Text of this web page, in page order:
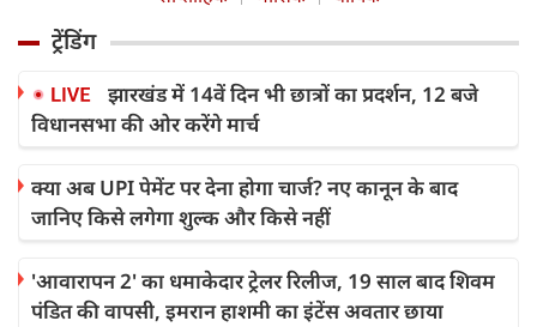
ट्रेंडिंग
झारखंड में 14वें दिन भी छात्रों का प्रदर्शन, 12 बजे
विधानसभा की ओर करेंगे मार्च
क्या अब UPI पेमेंट पर देना होगा चार्ज? नए कानून के बाद
जानिए किसे लगेगा शुल्क और किसे नहीं
'आवारापन 2' का धमाकेदार ट्रेलर रिलीज, 19 साल बाद शिवम
पंडित की वापसी, इमरान हाशमी का इंटेंस अवतार छाया
जीवनसाथी के साथ
संबंधों में मिठास और
खानपान पर ध्यान दें,
गले में खराश या दांतों
के साथ खुशनुमा और
यादगार पल बिताएंगे।
स्वास्थ्य अच्छा रहेगा,
फिर भी संतुलित
तालमेल बनाकर
प्रेम संबंधों में थोड़ा
संयम और समझदारी
भारीपन महसूस हो
सकता है।